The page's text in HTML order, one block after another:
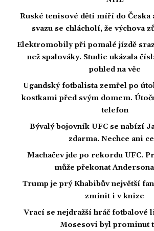
Ruské tenisové děti míří do Česka
svazu se chlácholí, že výchova
Elektromobily při pomalé jízdě
než spalováky. Studie ukázala
pohled na věc
Ugandský fotbalista zemřel po
kostkami před svým domem.
telefon
Bývalý bojovník UFC se nabízí
zdarma. Nechce ani
Machačev jde po rekordu UFC.
může překonat
Trump je prý Khabibův největší
zmínit i v knize
Vrací se nejdražší hráč fotbalové
Mosesovi byl prominut